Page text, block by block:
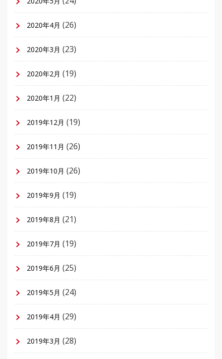
2020年4月 (26)
2020年3月 (23)
2020年2月 (19)
2020年1月 (22)
2019年12月 (19)
2019年11月 (26)
2019年10月 (26)
2019年9月 (19)
2019年8月 (21)
2019年7月 (19)
2019年6月 (25)
2019年5月 (24)
2019年4月 (29)
2019年3月 (28)